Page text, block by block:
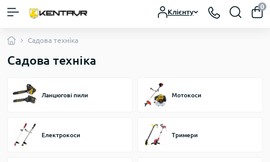
Клієнту
0
Садова техніка
Садова техніка
Ланцюгові пили Мотокоси
Електрокоси Тримери